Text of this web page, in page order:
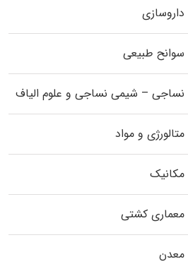
طبیعی
نساجی – شیمی نساجی و علوم الیاف
و مواد
معماری کشتی
معدن